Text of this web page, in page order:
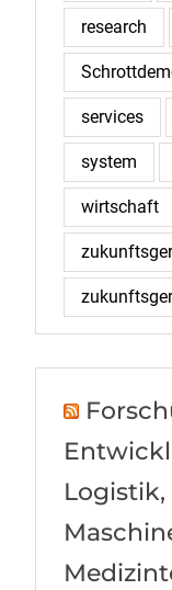
research
services
system
wirtschaft